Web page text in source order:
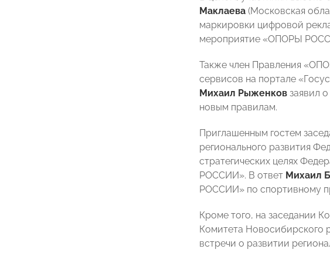
Маклаева (Московская
маркировки цифровой
мероприятие «ОПОРЫ
Также член Правления
сервисов на портале
Михаил Рыженков заявил
новым правилам.
Приглашенным гостем
регионального развития
стратегических целях
РОССИИ». В ответ Михаил
РОССИИ» по спортивному
Кроме того, на заседании
Комитета
встречи о развитии